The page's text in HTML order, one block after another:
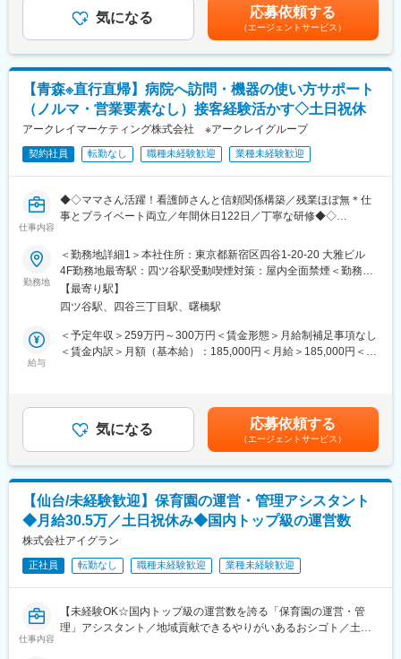
◎全自動散薬分包機、全自動分包機、水剤分注機やピッキング監
査システム等、調剤・監査に関わる最新の機器を導入することに
に対する考えや処方意図などに触れることができ、薬剤師として
のスキルアップにつながります。
◎スタッフ同士の仲が良くアットホームな環境で、納涼会、忘年
会、新年会等行事を多数企画している薬局です。
◎認定薬剤師資格手当・24時間電話対応手当は、勤務開始時から
取得申告があれば開始時から加算算定いたします。
＼こんな薬局です／
◆新しくきれいな店舗で、中も広々としています！整理整頓され
ており、動きやすく働きやすい環境です。
か、電子天秤一体型の監査システムも導入しており、業務効率を
重視した設備が整っています。
◆小児科、耳鼻科をメインに応需。1日あたり70枚前後、多い時
で80枚前後の処方箋を受けています。
す。
◆近隣医療機関とも連携が取れており、定期的な勉強会の開催も
行っています。
◆研修制度が充実しており、社内研修（医薬品説明会、接遇、マ
ナー講習会）、社外研修（地域薬剤師会勉強会の参加）学会の参
加、各種資格取得の支援することでキャリアアップをお手伝い致
します。
◆在宅医療の取り組みも積極的に行っており、往診同行の対応も
しています。
～地域医療への貢献、しっかり学びたいという方にはお勧めで
す！～
気になる 応募依頼する
（エージェントサービス）
【青森※直行直帰】病院へ訪問・機器の使い方サポート
（ノルマ・営業要素なし）接客経験活かす◇土日祝休
アークレイマーケティング株式会社 ※アークレイグループ
契約社員 転勤なし 職種未経験歓迎 業種未経験歓迎
仕事内容
◆◇ママさん活躍！看護師さんと信頼関係構築／残業ほぼ無＊仕
事とプライベート両立／年間休日122日／丁寧な研修◆◇
■職務内容：
取引ある病院の看護部などに定期訪問し、検査機器の使い方説明
やサポート、糖尿病に関する情報提供、社内の営業担当へ情報共
有をお任せします。
★使い方説明やサポートなどを行うことで、病院側の満足度を上
げて、当社をアピールすることにつながります！
し、看護師や臨床検査技師の方と信頼関係を構築することがミッ
ションです。
・担当施設は20～25施設程（1日に3～5件程度訪問）
＜1日の流れ ※訪問には社用車を使用＞
◎出社 ※直行の場合もあり
◎メールチェック等
◎取引ある医療機関を訪問
◎退社 ※訪問先から直帰も可能
★訪問施設や訪問件数などは、自分でスケジュールを決めること
ができます
＜担当する製品＞
勤務地
＜勤務地詳細1＞本社住所：東京都新宿区四谷1-20-20 大雅ビル
4F勤務地最寄駅：四ツ谷駅受動喫煙対策：屋内全面禁煙＜勤務地
詳細2＞青森エリア／ご自宅から直行直帰住所：青森県 受動喫煙
対策：屋内全面禁煙変更の範囲：無
【最寄り駅】
四ツ谷駅、四谷三丁目駅、曙橋駅
給与
＜予定年収＞259万円～300万円＜賃金形態＞月給制補足事項なし
＜賃金内訳＞月額（基本給）：185,000円＜月給＞185,000円＜昇
礼金が15万（単身）、25万（家族帯同）、仲介手数料家賃1ヶ月
分も会社負担となります。尚、社宅適用となった場合は、適用が
異なります。賃金はあくまでも目安の金額であり、選考を通じて
上下する可能性があります。月給(月額)は固定手当を含めた表記で
す。
気になる 応募依頼する
（エージェントサービス）
【仙台/未経験歓迎】保育園の運営・管理アシスタント
◆月給30.5万／土日祝休み◆国内トップ級の運営数
株式会社アイグラン
正社員 転勤なし 職種未経験歓迎 業種未経験歓迎
仕事内容
【未経験OK☆国内トップ級の運営数を誇る「保育園の運営・管
理」アシスタント／地域貢献できるやりがいあるおシゴト／土日